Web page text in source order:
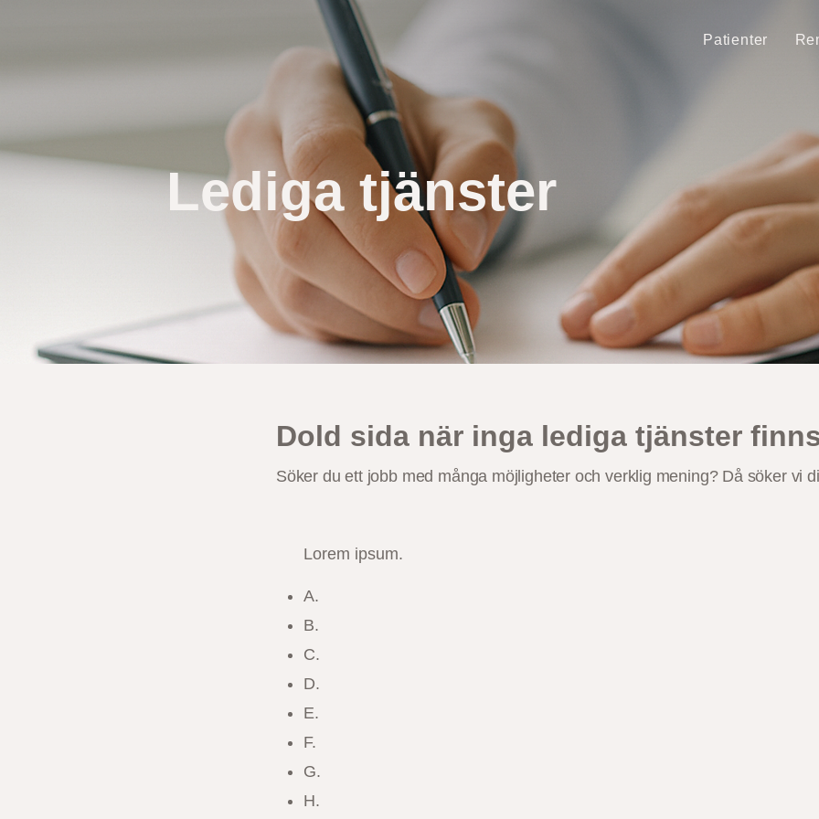
Patienter
Lediga tjänster
Dold sida när inga lediga tjänster
Söker du ett jobb med många möjligheter och verklig mening? Då söker vi
Lorem ipsum.
A.
B.
C.
D.
E.
F.
G.
H.